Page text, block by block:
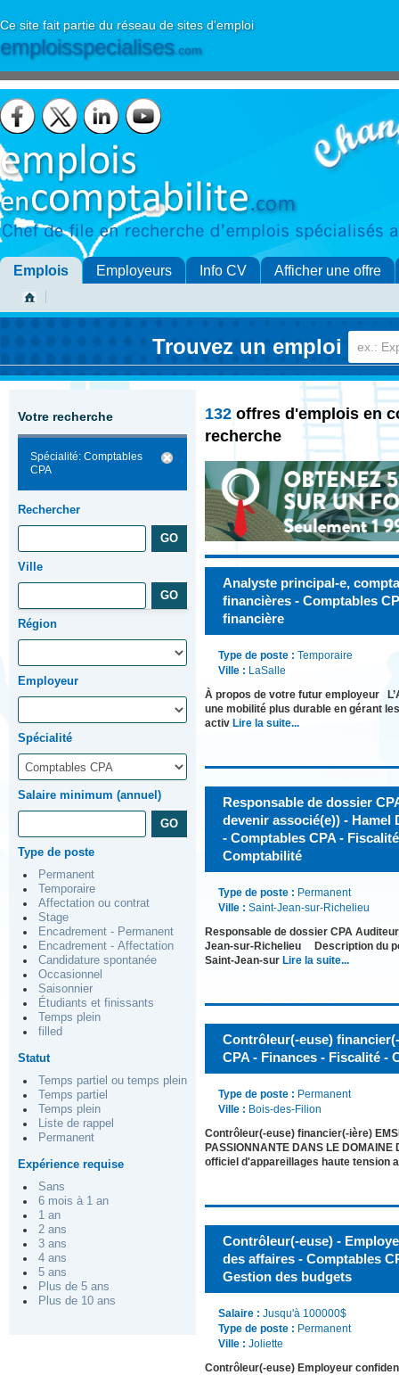
Ce site fait partie du réseau de sites d'emploi
emploisspecialises.com
Emplois Employeurs Info CV Afficher une offre
Trouvez un emploi
Votre recherche
Spécialité: Comptables
CPA
Rechercher
Ville
Région
Employeur
Spécialité
Salaire minimum (annuel)
Type de poste
Permanent
Temporaire
Affectation ou contrat
Stage
Encadrement - Permanent
Encadrement - Affectation
Candidature spontanée
Occasionnel
Saisonnier
Étudiants et finissants
Temps plein
filled
Statut
Temps partiel ou temps plein
Temps partiel
Temps plein
Liste de rappel
Permanent
Expérience requise
Sans
6 mois à 1 an
1 an
2 ans
3 ans
4 ans
5 ans
Plus de 5 ans
Plus de 10 ans
132 offres d'emplois en
recherche
Analyste principal-e,
financières - Comptables
financière
Type de poste : Temporaire
Ville : LaSalle
À propos de votre futur employeur
une mobilité plus durable en gérant
activ Lire la suite...
Responsable de dossier
devenir associé(e)) - Hamel
- Comptables CPA -
Comptabilité
Type de poste : Permanent
Ville : Saint-Jean-sur-Richelieu
Responsable de dossier CPA
Jean-sur-Richelieu Description du
Saint-Jean-sur Lire la suite...
Contrôleur(-euse)
CPA - Finances - Fiscalité -
Type de poste : Permanent
Ville : Bois-des-Filion
Contrôleur(-euse) financier(-ière)
PASSIONNANTE DANS LE
officiel d'appareillages haute tension
Contrôleur(-euse) -
des affaires - Comptables
Gestion des budgets
Salaire : Jusqu'à 100000$
Type de poste : Permanent
Ville : Joliette
Contrôleur(-euse) Employeur